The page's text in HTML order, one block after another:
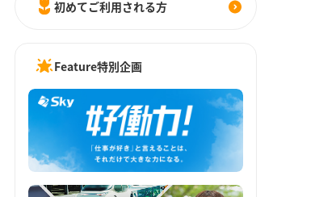
初めてご利用される方
Feature特別企画